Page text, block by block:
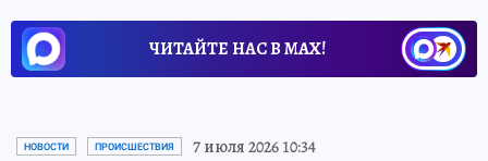
ЧИТАЙТЕ НАС В МАХ!
НОВОСТИ ПРОИСШЕСТВИЯ 7 июля 2026 10:34